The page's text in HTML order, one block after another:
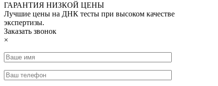
ГАРАНТИЯ НИЗКОЙ ЦЕНЫ
Лучшие цены на ДНК тесты при высоком качестве
экспертизы.
Заказать звонок
×